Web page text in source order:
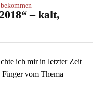
– kalt,
ich mir in letzter Zeit
Finger vom Thema